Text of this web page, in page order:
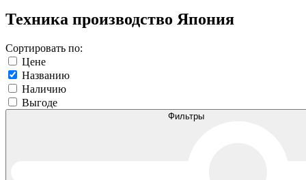
Техника производство Япония
Сортировать по:
Цене
Названию
Наличию
Выгоде
Фильтры